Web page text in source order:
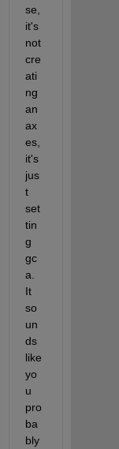
se,
it's
not
cre
ati
ng
an
ax
es,
it's
jus
t
set
tin
g
gc
a.
It
so
un
ds
like
yo
u
pro
ba
bly